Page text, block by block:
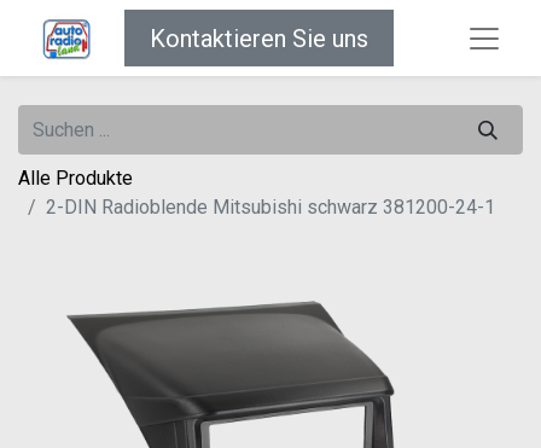
Kontaktieren Sie uns
Alle Produkte
2-DIN Radioblende Mitsubishi schwarz 381200-24-1